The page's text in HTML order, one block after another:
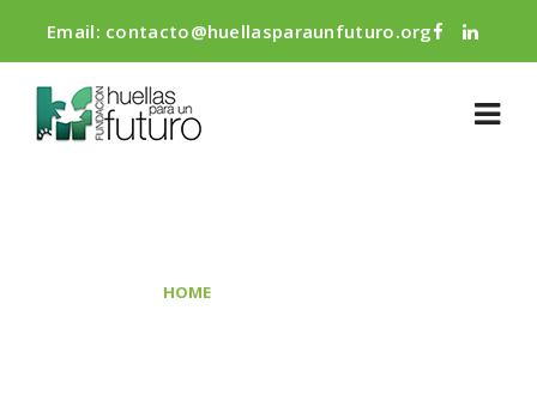
Email: contacto@huellasparaunfuturo.org
HOME